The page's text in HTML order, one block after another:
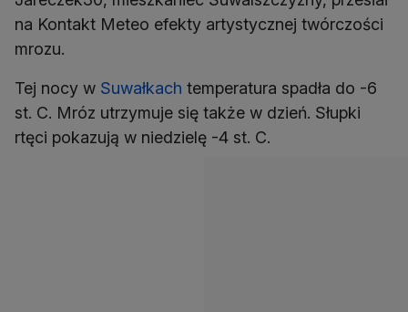
na Kontakt Meteo efekty artystycznej twórczości
mrozu.
Tej nocy w Suwałkach temperatura spadła do -6
st. C. Mróz utrzymuje się także w dzień. Słupki
rtęci pokazują w niedzielę -4 st. C.